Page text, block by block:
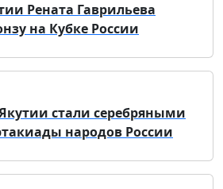
Рената Гаврильева
на Кубке России
стали серебряными
народов России